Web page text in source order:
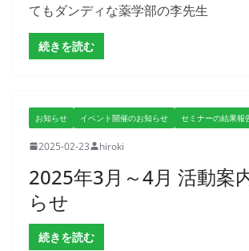
てもダンディな薬学部の李先生
続きを読む
お知らせ イベント開催のお知らせ セミナーの結果報
2025-02-23 hiroki
2025年3月～4月 活動案
らせ
続きを読む